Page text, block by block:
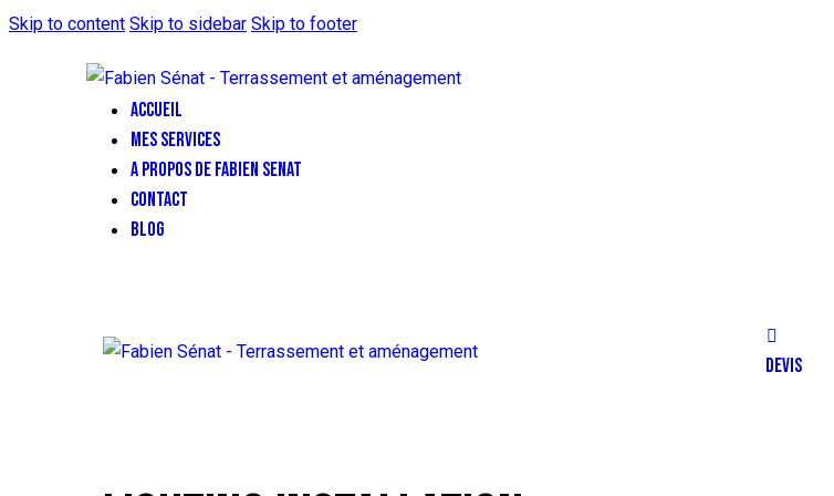
Skip to content Skip to sidebar Skip to footer
ACCUEIL
MES SERVICES
A PROPOS DE FABIEN SENAT
CONTACT
BLOG
DEVIS